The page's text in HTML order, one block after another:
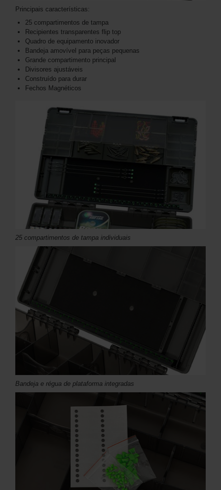
Principais características:
25 compartimentos de tampa
Recipientes transparentes flip top
Quadro de equipamento inovador
Bandeja amovível para peças pequenas
Grande compartimento principal
Divisores ajustáveis
Construído para durar
Fechos Magnéticos
25 compartimentos de tampa individuais
Bandeja e régua de plataforma integradas